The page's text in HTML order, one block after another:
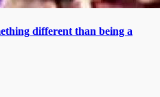
different than being a